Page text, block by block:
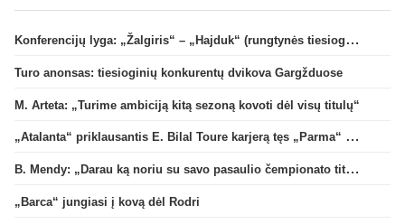
Konferencijų lyga: „Žalgiris“ – „Hajduk“ (rungtynės tiesiogiai)
Turo anonsas: tiesioginių konkurentų dvikova Gargžduose
M. Arteta: „Turime ambiciją kitą sezoną kovoti dėl visų titulų“
„Atalanta“ priklausantis E. Bilal Toure karjerą tęs „Parma“ gretose
B. Mendy: „Darau ką noriu su savo pasaulio čempionato titulu“
„Barca“ jungiasi į kovą dėl Rodri